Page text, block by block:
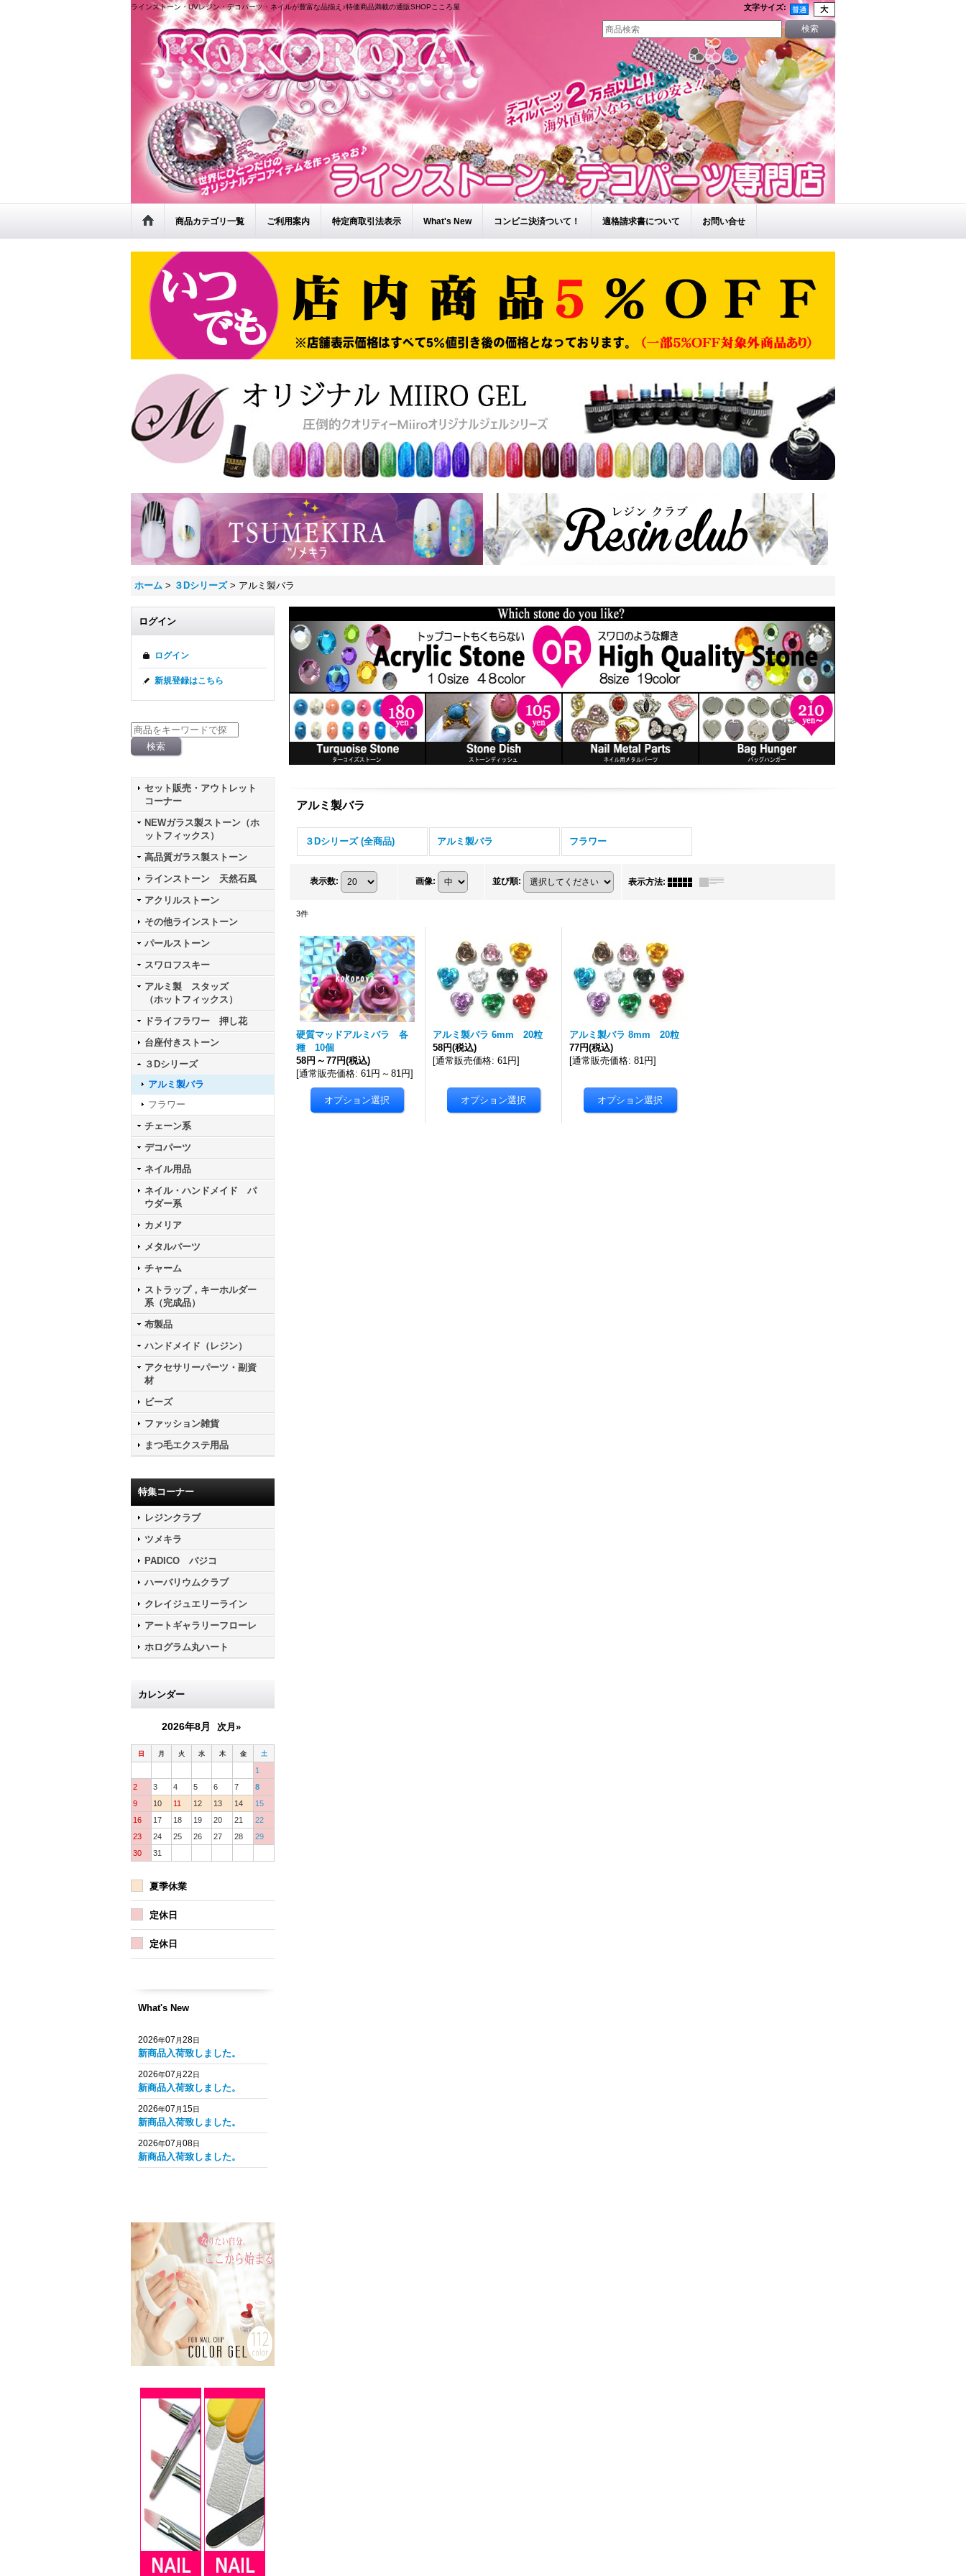
ラインストーン・UVレジン・デコパーツ・ネイルが豊富な品揃え♪特価商品満載の通販SHOPこころ屋 文字サイズ:
商品カテゴリ一覧 ご利用案内 特定商取引法表示 What's New コンビニ決済ついて！ 適格請求書について お問い合せ
ホーム > ３Dシリーズ > アルミ製バラ
ログイン
ログイン
新規登録はこちら
セット販売・アウトレット
コーナー
NEWガラス製ストーン（ホ
ットフィックス）
高品質ガラス製ストーン
ラインストーン 天然石風
アクリルストーン
その他ラインストーン
パールストーン
スワロフスキー
アルミ製 スタッズ
（ホットフィックス）
ドライフラワー 押し花
台座付きストーン
３Dシリーズ
アルミ製バラ
フラワー
チェーン系
デコパーツ
ネイル用品
ネイル・ハンドメイド パ
ウダー系
カメリア
メタルパーツ
チャーム
ストラップ，キーホルダー
系（完成品）
布製品
ハンドメイド（レジン）
アクセサリーパーツ・副資
材
ビーズ
ファッション雑貨
まつ毛エクステ用品
特集コーナー
レジンクラブ
ツメキラ
PADICO パジコ
ハーバリウムクラブ
クレイジュエリーライン
アートギャラリーフローレ
ホログラム丸ハート
カレンダー
2026年8月 次月»
日 月 火 水 木 金 土
1
2
3 4 5 6 7
8
9
10 11 12 13 14
15
16
17 18 19 20 21
22
23
24 25 26 27 28
29
30
31
夏季休業
定休日
定休日
What's New
2026年07 月28日
新商品入荷致しました。
2026年07 月22日
新商品入荷致しました。
2026年07 月 15日
新商品入荷致しました。
2026年07 月08日
新商品入荷致しました。
アルミ製バラ
３Dシリーズ (全商品) アルミ製バラ フラワー
表示数: 画像: 並び順: 表示方法:
3件
硬質マッドアルミバラ 各
種 10個
58円 ～ 77円(税込)
[通常販売価格: 61円 ～ 81円]
アルミ製バラ 6mm 20粒
58円(税込)
[通常販売価格: 61円]
アルミ製バラ 8mm 20粒
77円(税込)
[通常販売価格: 81円]